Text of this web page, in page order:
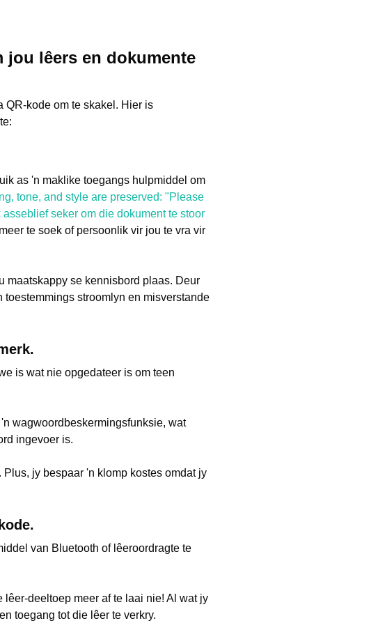
jou lêers en dokumente
QR-kode om te skakel. Hier is
as 'n maklike toegangs hulpmiddel om
tone, and style are preserved: "Please
seker om die dokument te stoor
te soek of persoonlik vir jou te vra vir
maatskappy se kennisbord plaas. Deur
stroomlyn en misverstande
is wat nie opgedateer is om teen
wagwoordbeskermingsfunksie, wat
ingevoer is.
jy bespaar 'n klomp kostes omdat jy
van Bluetooth of lêeroordragte te
deeltoep meer af te laai nie! Al wat jy
toegang tot die lêer te verkry.